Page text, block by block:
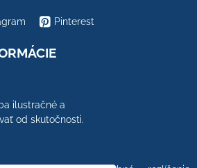
Pinterest
ilustračné a
od skutočnosti.